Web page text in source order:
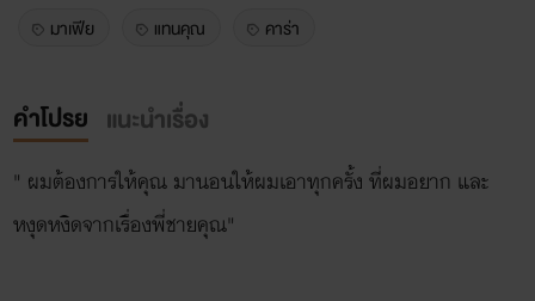
มาเฟีย แทนคุณ คาร่า
คำโปรย แนะนำเรื่อง
" ผมต้องการให้คุณ มานอนให้ผมเอาทุกครั้ง ที่ผมอยาก และ
หงุดหงิดจากเรื่องพี่ชายคุณ"